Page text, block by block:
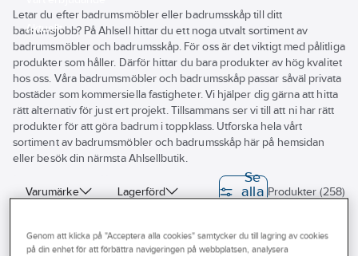
Aktuellt
Letar du efter badrumsmöbler eller badrumsskåp till ditt
badrumsjobb? På Ahlsell hittar du ett noga utvalt sortiment av
badrumsmöbler och badrumsskåp. För oss är det viktigt med pålitliga
produkter som håller. Därför hittar du bara produkter av hög kvalitet
hos oss. Våra badrumsmöbler och badrumsskåp passar såväl privata
bostäder som kommersiella fastigheter. Vi hjälper dig gärna att hitta
rätt alternativ för just ert projekt. Tillsammans ser vi till att ni har rätt
produkter för att göra badrum i toppklass. Utforska hela vårt
sortiment av badrumsmöbler och badrumsskåp här på hemsidan
eller besök din närmsta Ahlsellbutik.
Varumärke Lagerförd
Se
alla Produkter (258)
IFÖ IFÖ
Genom att klicka på "Acceptera alla cookies" samtycker du till lagring av cookies
på din enhet för att förbättra navigeringen på webbplatsen, analysera